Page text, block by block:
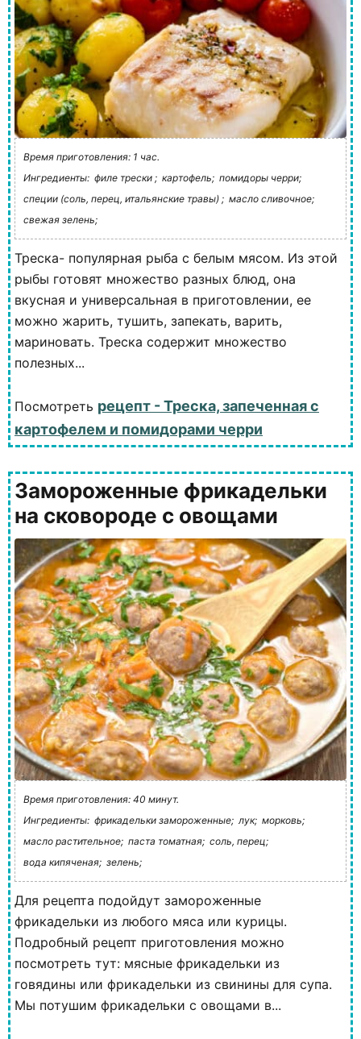
Время приготовления: 1 час.
Ингредиенты: филе трески ; картофель; помидоры черри;
специи (соль, перец, итальянские травы) ; масло сливочное;
свежая зелень;
Треска- популярная рыба с белым мясом. Из этой
рыбы готовят множество разных блюд, она
вкусная и универсальная в приготовлении, ее
можно жарить, тушить, запекать, варить,
мариновать. Треска содержит множество
полезных...
Посмотреть рецепт - Треска, запеченная с
картофелем и помидорами черри
Замороженные фрикадельки
на сковороде с овощами
Время приготовления: 40 минут.
Ингредиенты: фрикадельки замороженные; лук; морковь;
масло растительное; паста томатная; соль, перец;
вода кипяченая; зелень;
Для рецепта подойдут замороженные
фрикадельки из любого мяса или курицы.
Подробный рецепт приготовления можно
посмотреть тут: мясные фрикадельки из
говядины или фрикадельки из свинины для супа.
Мы потушим фрикадельки с овощами в...